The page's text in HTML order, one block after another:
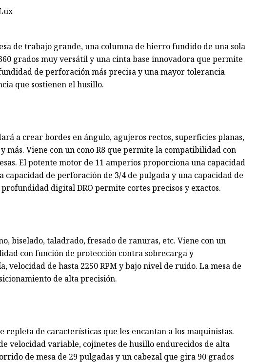
de trabajo grande, una columna de hierro fundido de una sola
​​grados muy versátil y una cinta base innovadora que permite
de perforación más precisa y una mayor tolerancia
que sostienen el husillo.
a crear bordes en ángulo, agujeros rectos, superficies planas,
más. Viene con un cono R8 que permite la compatibilidad con
El potente motor de 11 amperios proporciona una capacidad
capacidad de perforación de 3/4 de pulgada y una capacidad de
digital DRO permite cortes precisos y exactos.
biselado, taladrado, fresado de ranuras, etc. Viene con un
con función de protección contra sobrecarga y
velocidad de hasta 2250 RPM y bajo nivel de ruido. La mesa de
de alta precisión.
de características que les encantan a los maquinistas.
velocidad variable, cojinetes de husillo endurecidos de alta
de mesa de 29 pulgadas y un cabezal que gira 90 grados